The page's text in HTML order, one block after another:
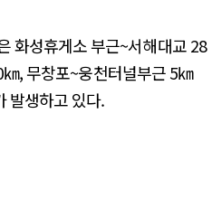
화성휴게소 부근~서해대교 28
, 무창포~웅천터널부근 5㎞
발생하고 있다.